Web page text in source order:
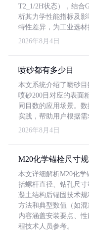
T2_1/2H状态），结合
析其力学性能指标及
特性差异，为工业选材
2026年8月4日
喷砂都有多少目
本文系统介绍了喷砂
喷砂200目对应的表面
同目数的应用场景。
实践，帮助用户根据需
2026年8月4日
M20化学锚栓尺寸
本文详细解析M20化
括螺杆直径、钻孔尺
凝土结构后锚固技术规
方法和典型数值（如混
内容涵盖安装要点、
程技术人员参考。